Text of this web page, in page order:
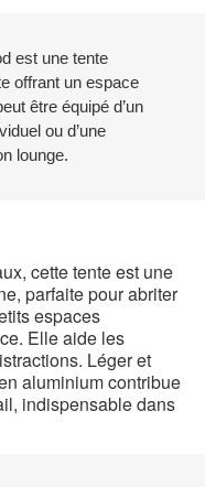
est une tente
offrant un espace
être équipé d’un
ou d’une
lounge.
cette tente est une
parfaite pour abriter
espaces
Elle aide les
Léger et
aluminium contribue
indispensable dans